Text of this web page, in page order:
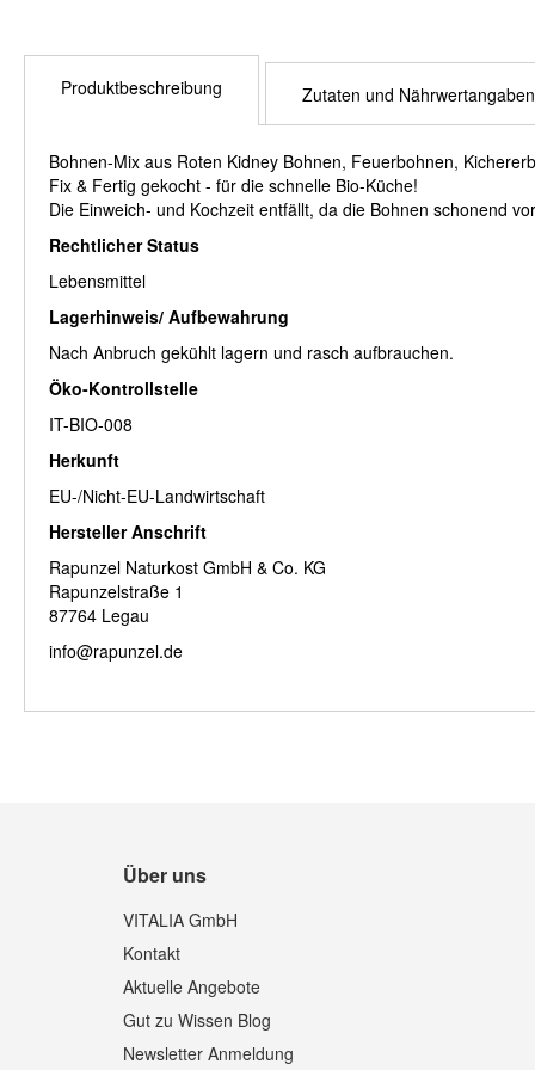
Produktbeschreibung
Bohnen-Mix aus Roten Kidney Bohnen, Feuerbohnen,
Fix & Fertig gekocht - für die schnelle Bio-Küche!
Die Einweich- und Kochzeit entfällt, da die Bohnen schonend
Rechtlicher Status
Lebensmittel
Lagerhinweis/ Aufbewahrung
Nach Anbruch gekühlt lagern und rasch aufbrauchen.
Öko-Kontrollstelle
IT-BIO-008
Herkunft
EU-/Nicht-EU-Landwirtschaft
Hersteller Anschrift
Rapunzel Naturkost GmbH & Co. KG
Rapunzelstraße 1
87764 Legau
info@rapunzel.de
Zutaten und Nährwertangaben
Über uns
VITALIA GmbH
Kontakt
Aktuelle Angebote
Gut zu Wissen Blog
Newsletter Anmeldung